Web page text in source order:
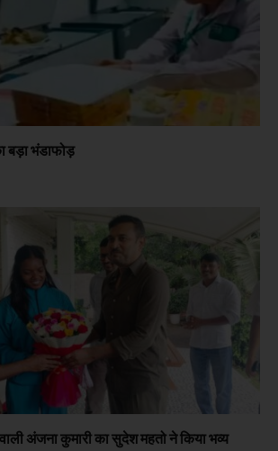
बड़ा भंडाफोड़
अंजना कुमारी का सुदेश महतो ने किया भव्य